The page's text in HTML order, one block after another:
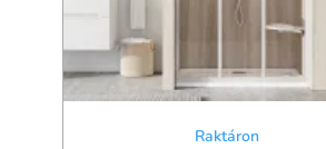
Raktáron